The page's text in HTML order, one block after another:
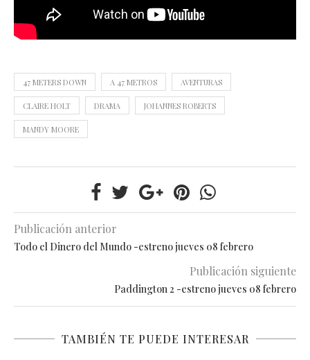
47 METERS DOWN A 47 METROS AVENTURAS
CLAIRE HOLT DRAMA JOHANNES ROBERTS
MANDY MOORE
Publicación anterior
Todo el Dinero del Mundo -estreno jueves 08 febrero
Publicación siguiente
Paddington 2 -estreno jueves 08 febrero
TAMBIÉN TE PUEDE INTERESAR